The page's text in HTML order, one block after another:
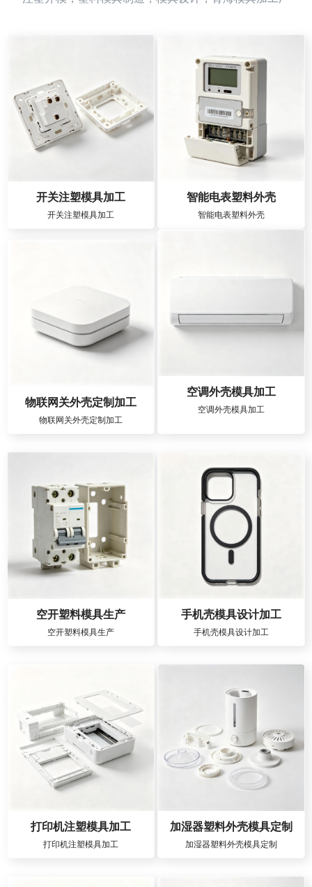
开关注塑模具加工
开关注塑模具加工
智能电表塑料外壳
智能电表塑料外壳
物联网关外壳定制加工
物联网关外壳定制加工
空调外壳模具加工
空调外壳模具加工
空开塑料模具生产
空开塑料模具生产
手机壳模具设计加工
手机壳模具设计加工
打印机注塑模具加工
打印机注塑模具加工
加湿器塑料外壳模具定制
加湿器塑料外壳模具定制